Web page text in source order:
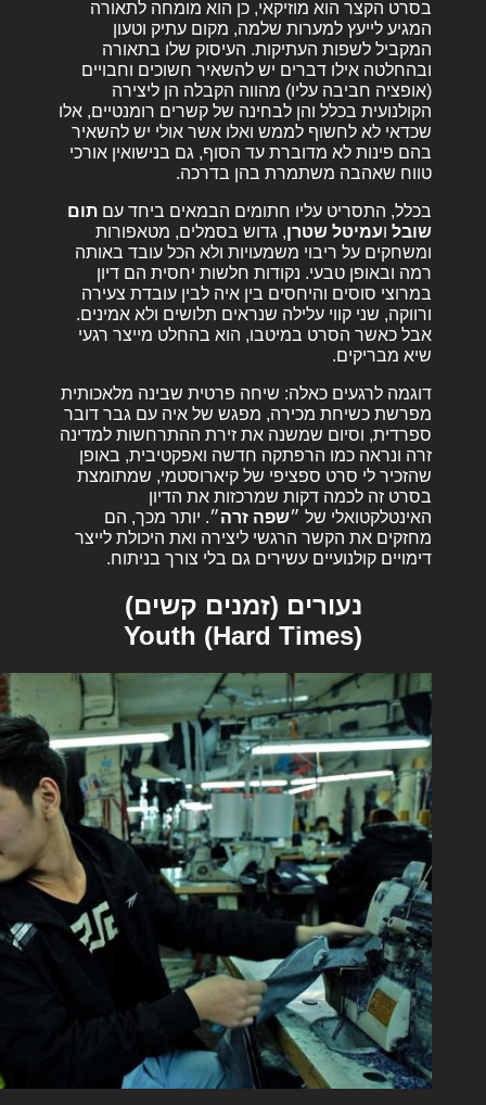
בסרט הקצר הוא מוזיקאי, כן הוא מומחה לתאורה
המגיע לייעץ למערות שלמה, מקום עתיק וטעון
המקביל לשפות העתיקות. העיסוק שלו בתאורה
ובהחלטה אילו דברים יש להשאיר חשוכים וחבויים
(אופציה חביבה עליו) מהווה הקבלה הן ליצירה
הקולנועית בכלל והן לבחינה של קשרים רומנטיים, אלו
שכדאי לא לחשוף לממש ואלו אשר אולי יש להשאיר
בהם פינות לא מדוברת עד הסוף, גם בנישואין אורכי
טווח שאהבה משתמרת בהן בדרכה.
בכלל, התסריט עליו חתומים הבמאים ביחד עם תום
שובל ועמיטל שטרן, גדוש בסמלים, מטאפורות
ומשחקים על ריבוי משמעויות ולא הכל עובד באותה
רמה ובאופן טבעי. נקודות חלשות יחסית הם דיון
במרוצי סוסים והיחסים בין איה לבין עובדת צעירה
ורווקה, שני קווי עלילה שנראים תלושים ולא אמינים.
אבל כאשר הסרט במיטבו, הוא בהחלט מייצר רגעי
שיא מבריקים.
דוגמה לרגעים כאלה: שיחה פרטית שבינה מלאכותית
מפרשת כשיחת מכירה, מפגש של איה עם גבר דובר
ספרדית, וסיום שמשנה את זירת ההתרחשות למדינה
זרה ונראה כמו הרפתקה חדשה ואפקטיבית, באופן
שהזכיר לי סרט ספציפי של קיארוסטמי, שמתומצת
בסרט זה לכמה דקות שמרכזות את הדיון
האינטלקטואלי של ״שפה זרה״. יותר מכך, הם
מחזקים את הקשר הרגשי ליצירה ואת היכולת לייצר
דימויים קולנועיים עשירים גם בלי צורך בניתוח.
נעורים (זמנים קשים)
Youth (Hard Times)